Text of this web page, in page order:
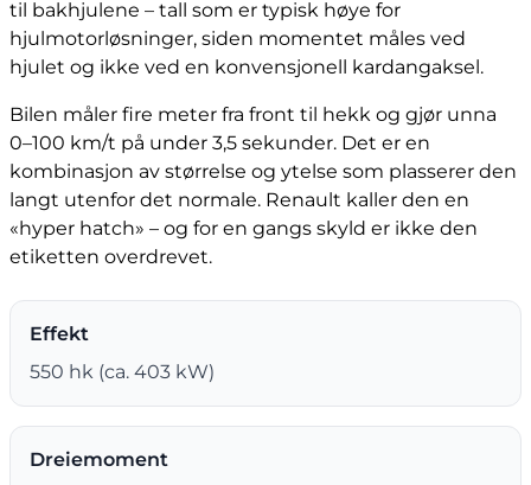
til bakhjulene – tall som er typisk høye for
hjulmotorløsninger, siden momentet måles ved
hjulet og ikke ved en konvensjonell kardangaksel.
Bilen måler fire meter fra front til hekk og gjør unna
0–100 km/t på under 3,5 sekunder. Det er en
kombinasjon av størrelse og ytelse som plasserer den
langt utenfor det normale. Renault kaller den en
«hyper hatch» – og for en gangs skyld er ikke den
etiketten overdrevet.
Effekt
550 hk (ca. 403 kW)
Dreiemoment